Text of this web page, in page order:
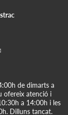
de dimarts a
ofereix atenció i
a 14:00h i les
Dilluns tancat.